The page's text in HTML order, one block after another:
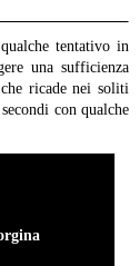
tentativo in
una sufficienza
ricade nei soliti
con qualche